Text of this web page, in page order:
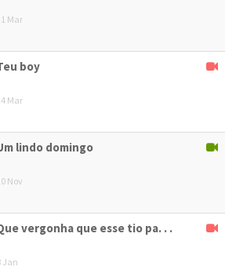
Mar
boy
Mar
lindo domingo
Nov
vergonha que esse tio pa. . .
Jan